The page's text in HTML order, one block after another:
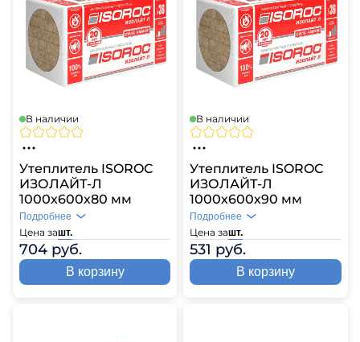
В наличии
Утеплитель ISOROC
ИЗОЛАЙТ-Л
1000х600х80 мм
Цена зашт.
704 руб.
Подробнее
В корзину
В наличии
Утеплитель ISOROC
ИЗОЛАЙТ-Л
1000х600х90 мм
Цена зашт.
531 руб.
Подробнее
В корзину